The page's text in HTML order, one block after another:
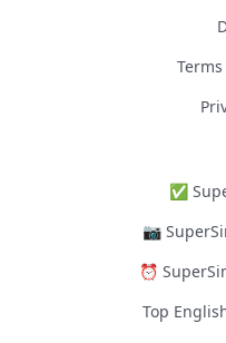
✅
📷
⏰
Top